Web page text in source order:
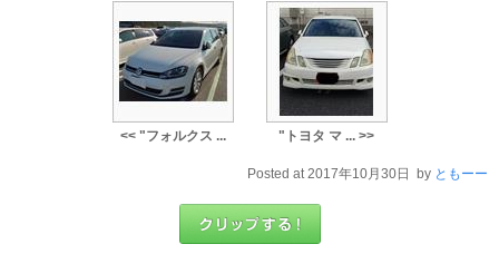
<< "フォルクス ... "トヨタ マ ... >>
Posted at 2017年10月30日 by ともーー